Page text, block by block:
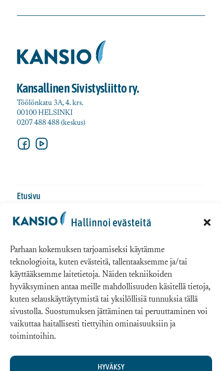
Hallinnoi evästeitä
Parhaan kokemuksen tarjoamiseksi käytämme
teknologioita, kuten evästeitä, tallentaaksemme ja/tai
käyttääksemme laitetietoja. Näiden tekniikoiden
hyväksyminen antaa meille mahdollisuuden käsitellä tietoja,
kuten selauskäyttäytymistä tai yksilöllisiä tunnuksia tällä
sivustolla. Suostumuksen jättäminen tai peruuttaminen voi
vaikuttaa haitallisesti tiettyihin ominaisuuksiin ja
toimintoihin.
HYVÄKSY
Kansallinen Sivistysliitto ry.
Töölönkatu 3A, 4. krs.
00100 HELSINKI
0207 488 488 (keskus)
Etusivu
Tule koulutuksiin
Tilaa koulutus
Materiaalipankki
Ajankohtaista
Meistä
Yhteystiedot